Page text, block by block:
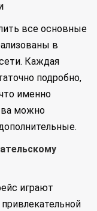
все основные
в
Каждая
подробно,
именно
можно
играют